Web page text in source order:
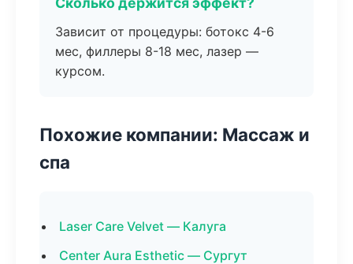
Зависит от процедуры: ботокс 4-6
мес, филлеры 8-18 мес, лазер —
курсом.
Похожие компании: Массаж и
спа
Laser Care Velvet — Калуга
Center Aura Esthetic — Сургут